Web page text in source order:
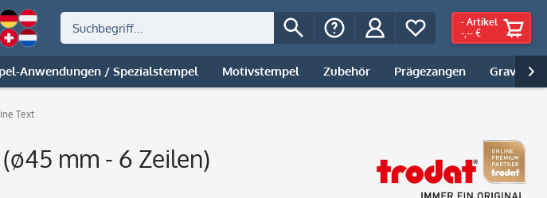
- Artikel
-,-- €
Anwendungen / Spezialstempel Motivstempel Zubehör Prägezangen Gravur |

Text
mm - 6 Zeilen)